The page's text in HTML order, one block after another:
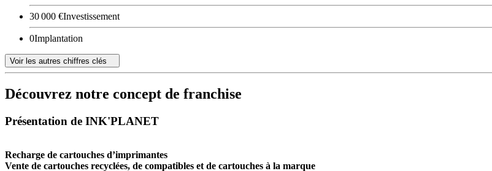
30 000 €Investissement
0Implantation
Voir les autres chiffres clés
Découvrez notre concept de franchise
Présentation de INK'PLANET
Recharge de cartouches d’imprimantes
Vente de cartouches recyclées, de compatibles et de cartouches à la marque